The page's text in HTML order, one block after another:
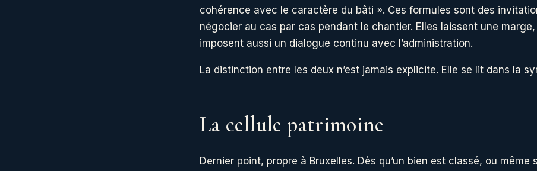
cohérence avec le caractère du bâti ». Ces formules sont des
négocier au cas par cas pendant le chantier. Elles laissent une
imposent aussi un dialogue continu avec l’administration.
La distinction entre les deux n’est jamais explicite. Elle se lit dans la
La cellule patrimoine
Dernier point, propre à Bruxelles. Dès qu’un bien est classé, ou même